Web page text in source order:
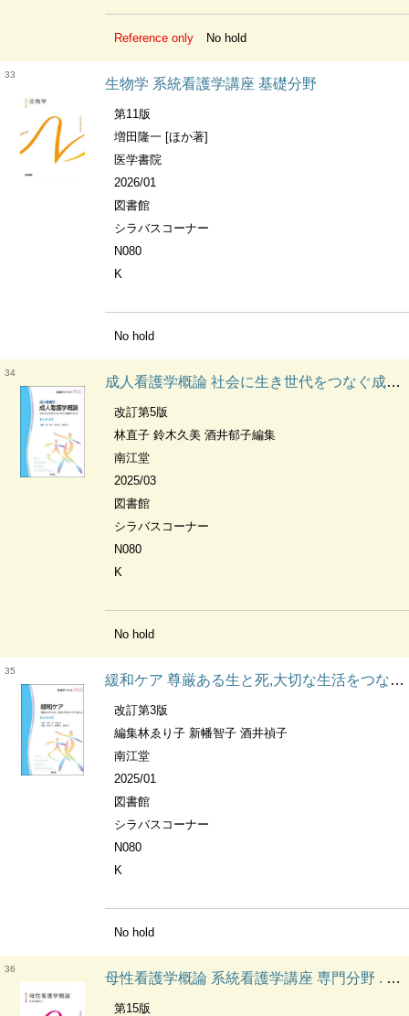
Reference only No hold
33
生物学 系統看護学講座 基礎分野
第11版
増田隆一 [ほか著]
医学書院
2026/01
図書館
シラバスコーナー
N080
K
No hold
34
成人看護学概論 社会に生き世代をつなぐ成人の健康を支える 看護学テキストnice. 成人看護学
改訂第5版
林直子 鈴木久美 酒井郁子編集
南江堂
2025/03
図書館
シラバスコーナー
N080
K
No hold
35
緩和ケア 尊厳ある生と死,大切な生活をつなぐ技と心 看護学テキストnice
改訂第3版
編集林ゑり子 新幡智子 酒井禎子
南江堂
2025/01
図書館
シラバスコーナー
N080
K
No hold
36
母性看護学概論 系統看護学講座 専門分野 . 母性看護学
第15版